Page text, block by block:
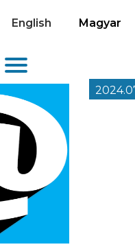
English Magyar